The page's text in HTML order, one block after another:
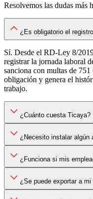
Resolvemos las dudas más
¿Es obligatorio el
Sí. Desde el RD-Ley 8/
registrar la jornada laboral
sanciona con multas de
obligación y genera el
trabajo.
¿Cuánto cuesta Ticaya?
¿Necesito instalar algún
¿Funciona si mis
¿Se puede exportar a